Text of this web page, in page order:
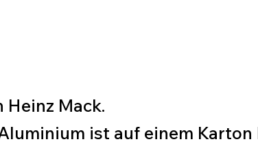
Heinz Mack.
ist auf einem